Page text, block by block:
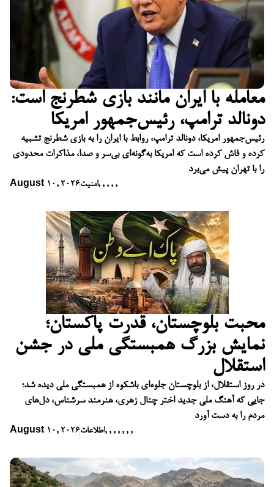
معامله با ایران مانند بازی شطرنج است:
دونالد ترامپ، رئیس‌جمهور امریکا
رئیس‌جمهور امریکا، دونالد ترامپ، روابط با ایران را به بازی شطرنج تشبیه
کرده و فاش کرده است که امریکا به‌گونه‌ای بی‌سر و صدا، مذاکرات محدودی
را با تهران پیش می‌برد
August 10, 2026امنیت, , , , ,
محبت بلوچستان، قدرت پاکستان؛
نمایش بزرگ همبستگی ملی در جشن
استقلال
در روز استقلال، از بلوچستان جلوه‌ای باشکوه از همبستگی ملی دیده شد؛
جایی که آهنگ ملی جدید اختر چنال زهری، هنرمند سرشناس، دل‌های
مردم را به دست آورد
August 10, 2026اطلاعات, , , , , , ,